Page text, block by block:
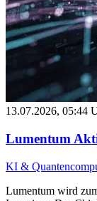
13.07.2026, 05:44
Lumentum
KI &
Lumentum wird